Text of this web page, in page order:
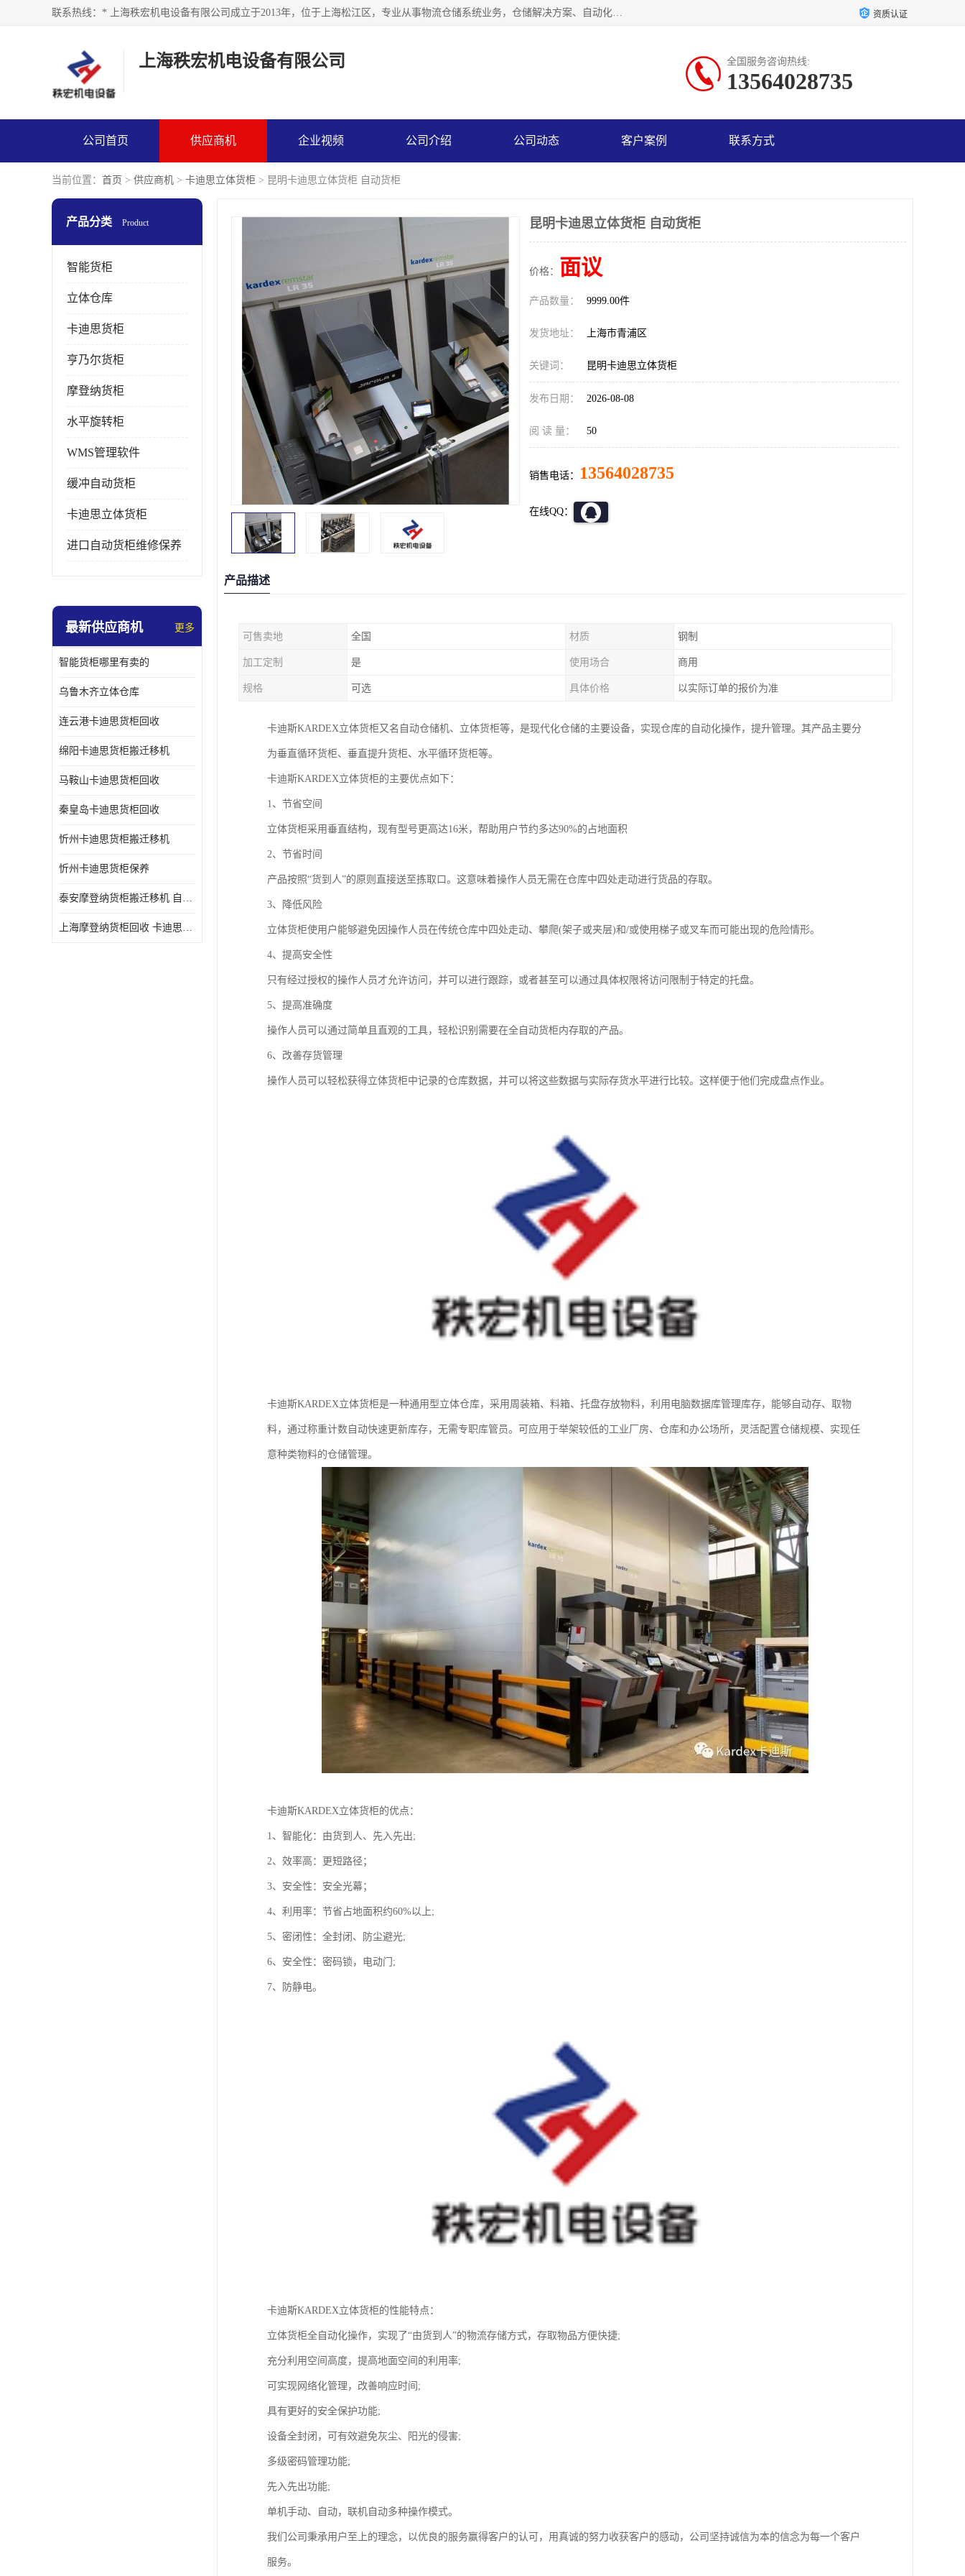
联系热线：* 上海秩宏机电设备有限公司成立于2013年，位于上海松江区，专业从事物流仓储系统业务，仓储解决方案、自动化仓储设备、自动货柜、立体货柜等。 资质认证
上海秩宏机电设备有限公司 全国服务咨询热线:
13564028735
公司首页 供应商机 企业视频 公司介绍 公司动态 客户案例 联系方式
当前位置： 首页 > 供应商机 > 卡迪思立体货柜 > 昆明卡迪思立体货柜 自动货柜
产品分类 Product
智能货柜
立体仓库
卡迪思货柜
亨乃尔货柜
摩登纳货柜
水平旋转柜
WMS管理软件
缓冲自动货柜
卡迪思立体货柜
进口自动货柜维修保养
最新供应商机 更多
智能货柜哪里有卖的
乌鲁木齐立体仓库
连云港卡迪思货柜回收
绵阳卡迪思货柜搬迁移机
马鞍山卡迪思货柜回收
秦皇岛卡迪思货柜回收
忻州卡迪思货柜搬迁移机
忻州卡迪思货柜保养
泰安摩登纳货柜搬迁移机 自动立体仓储货柜回收
上海摩登纳货柜回收 卡迪思货柜回收
昆明卡迪思立体货柜 自动货柜
价格： 面议
产品数量： 9999.00件
发货地址： 上海市青浦区
关键词： 昆明卡迪思立体货柜
发布日期： 2026-08-08
阅 读 量： 50
销售电话： 13564028735
在线QQ：
产品描述
可售卖地 全国 材质 钢制
加工定制 是 使用场合 商用
规格 可选 具体价格 以实际订单的报价为准
卡迪斯KARDEX立体货柜又名自动仓储机、立体货柜等，是现代化仓储的主要设备，实现仓库的自动化操作，提升管理。其产品主要分
为垂直循环货柜、垂直提升货柜、水平循环货柜等。
卡迪斯KARDEX立体货柜的主要优点如下：
1、节省空间
立体货柜采用垂直结构，现有型号更高达16米，帮助用户节约多达90%的占地面积
2、节省时间
产品按照“货到人”的原则直接送至拣取口。这意味着操作人员无需在仓库中四处走动进行货品的存取。
3、降低风险
立体货柜使用户能够避免因操作人员在传统仓库中四处走动、攀爬(架子或夹层)和/或使用梯子或叉车而可能出现的危险情形。
4、提高安全性
只有经过授权的操作人员才允许访问，并可以进行跟踪，或者甚至可以通过具体权限将访问限制于特定的托盘。
5、提高准确度
操作人员可以通过简单且直观的工具，轻松识别需要在全自动货柜内存取的产品。
6、改善存货管理
操作人员可以轻松获得立体货柜中记录的仓库数据，并可以将这些数据与实际存货水平进行比较。这样便于他们完成盘点作业。
卡迪斯KARDEX立体货柜是一种通用型立体仓库，采用周装箱、料箱、托盘存放物料，利用电脑数据库管理库存，能够自动存、取物
料，通过称重计数自动快速更新库存，无需专职库管员。可应用于举架较低的工业厂房、仓库和办公场所，灵活配置仓储规模、实现任
意种类物料的仓储管理。
卡迪斯KARDEX立体货柜的优点：
1、智能化：由货到人、先入先出;
2、效率高：更短路径；
3、安全性：安全光幕；
4、利用率：节省占地面积约60%以上;
5、密闭性：全封闭、防尘避光;
6、安全性：密码锁，电动门;
7、防静电。
卡迪斯KARDEX立体货柜的性能特点：
立体货柜全自动化操作，实现了“由货到人”的物流存储方式，存取物品方便快捷;
充分利用空间高度，提高地面空间的利用率;
可实现网络化管理，改善响应时间;
具有更好的安全保护功能;
设备全封闭，可有效避免灰尘、阳光的侵害;
多级密码管理功能;
先入先出功能;
单机手动、自动，联机自动多种操作模式。
我们公司秉承用户至上的理念，以优良的服务赢得客户的认可，用真诚的努力收获客户的感动，公司坚持诚信为本的信念为每一个客户
服务。